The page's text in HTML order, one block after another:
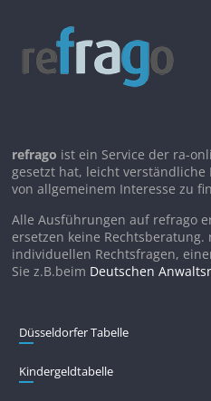
refrago ist ein Service der ra-
gesetzt hat, leicht
von allgemeinem Interesse zu
Alle Ausführungen auf refrago
ersetzen keine
individuellen Rechtsfragen,
Sie z.B.beim Deutschen
Düsseldorfer Tabelle
Kindergeldtabelle